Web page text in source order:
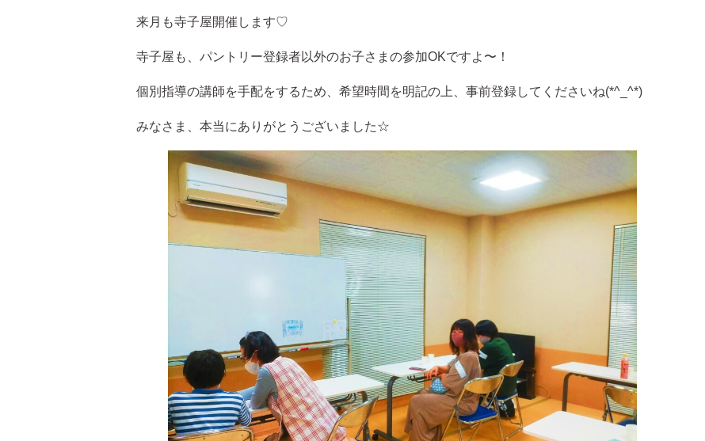
来月も寺子屋開催します♡
寺子屋も、パントリー登録者以外のお子さまの参加OKですよ〜！
個別指導の講師を手配をするため、希望時間を明記の上、事前登録してくださいね(*^_^*)
みなさま、本当にありがとうございました☆